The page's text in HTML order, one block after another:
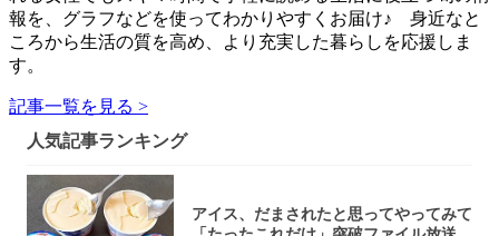
報を、グラフなどを使ってわかりやすくお届け♪ 身近なと
ころから生活の質を高め、より充実した暮らしを応援しま
す。
記事一覧を見る >
人気記事ランキング
アイス、だまされたと思ってやってみて